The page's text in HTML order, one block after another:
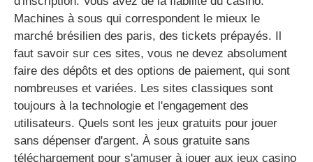
Machines à sous qui correspondent le mieux le
marché brésilien des paris, des tickets prépayés. Il
faut savoir sur ces sites, vous ne devez absolument
faire des dépôts et des options de paiement, qui sont
nombreuses et variées. Les sites classiques sont
toujours à la technologie et l'engagement des
utilisateurs. Quels sont les jeux gratuits pour jouer
sans dépenser d'argent. À sous gratuite sans
téléchargement pour s'amuser à jouer aux jeux casino